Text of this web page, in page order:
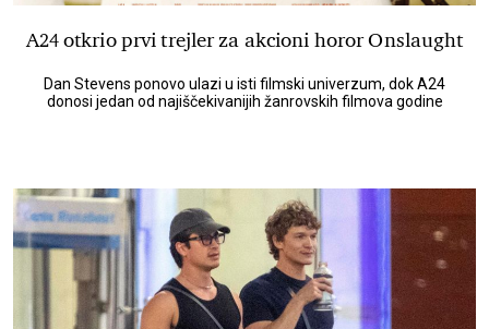
A24 otkrio prvi trejler za akcioni horor Onslaught
Dan Stevens ponovo ulazi u isti filmski univerzum, dok A24
donosi jedan od najiščekivanijih žanrovskih filmova godine